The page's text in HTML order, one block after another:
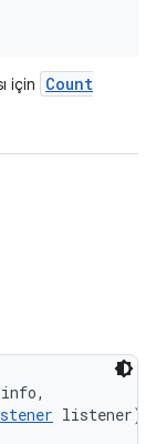
için
Count
info,
listener)